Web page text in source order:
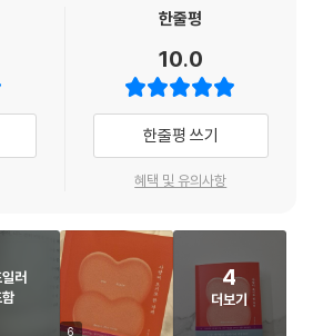
가 어떤 삶을 살아가고 싶은지 듣고 싶다. 그러
떤 할머니가 되어줄 수 있을까?
신, 관계 안에서 느끼는 자유와 결속, 그리고
다짐이 어떻게 한 사람의 태도가 되는지를 따
계절과 같은 구체적인 풍경 속에서 사랑은 감
러난다.
. 이 장은 사랑이 끝나기 전의 기록이자, 사랑
초상이다. 설렘과 낭만, 결속의 기쁨이 교차
이 어떻게 한 사람을 형성하는지 보여준다.
한줄평
10.0
한줄평 쓰기
혜택 및 유의사항
러
6
4
더보기